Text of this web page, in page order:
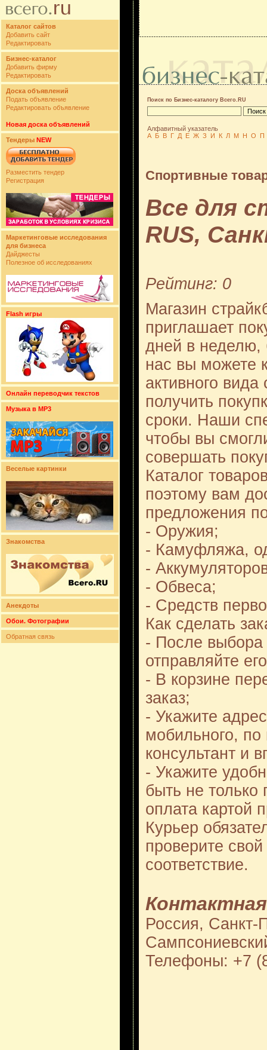
Каталог сайтов
Добавить сайт
Редактировать
Бизнес-каталог
Добавить фирму
Редактировать
Доска объявлений
Подать объявление
Редактировать объявление
Новая доска объявлений
Тендеры NEW
Разместить тендер
Регистрация
Маркетинговые исследования
для бизнеса
Дайджесты
Полезное об исследованиях
Flash игры
Онлайн переводчик текстов
Музыка в MP3
Веселые картинки
Знакомства
Анекдоты
Обои. Фотографии
Обратная связь
Поиск по Бизнес-каталогу Всего.RU
Алфавитный указатель
А Б В Г Д Е Ж З И К Л М Н О П
Спортивные
Все для
RUS,
Рейтинг: 0
Магазин
приглашает
дней в неделю,
нас вы можете
активного
получить
сроки. Наши
чтобы вы
совершать
Каталог
поэтому вам
предложения
- Оружия;
- Камуфляжа,
-
- Обвеса;
- Средств
Как сделать
- После выбора
отправляйте
- В корзине
заказ;
- Укажите
мобильного,
консультант и
- Укажите
быть не
оплата картой
Курьер
проверите
соответствие.
Россия, Санкт-
Телефоны: +7